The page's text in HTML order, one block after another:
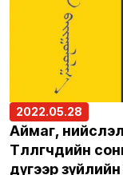
2022.05.28
Аймаг,
Төлөөлөгчдийн
дүгээр